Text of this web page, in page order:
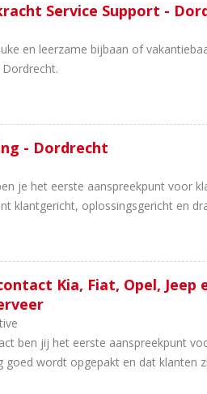
Service Support -
en leerzame bijbaan of
- Dordrecht
je het eerste aanspreekpunt voor
klantgericht, oplossingsgericht en
Kia, Fiat, Opel, Jeep
ben jij het eerste aanspreekpunt
wordt opgepakt en dat klanten